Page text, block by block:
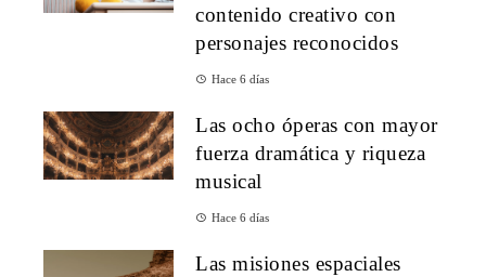
contenido creativo con
personajes reconocidos
Hace 6 días
Las ocho óperas con mayor
fuerza dramática y riqueza
musical
Hace 6 días
Las misiones espaciales